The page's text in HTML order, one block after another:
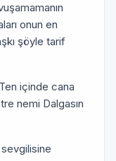
onun en
şöyle tarif
içinde cana
nemi Dalgasın